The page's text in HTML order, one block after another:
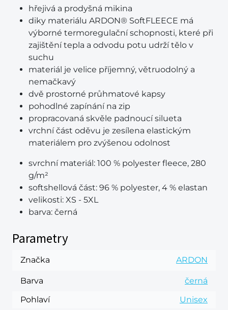
hřejivá a prodyšná mikina
diky materiálu ARDON® SoftFLEECE má
výborné termoregulační schopnosti, které při
zajištění tepla a odvodu potu udrží tělo v
suchu
materiál je velice příjemný, větruodolný a
nemačkavý
dvě prostorné průhmatové kapsy
pohodlné zapínání na zip
propracovaná skvěle padnoucí silueta
vrchní část oděvu je zesílena elastickým
materiálem pro zvýšenou odolnost
svrchní materiál: 100 % polyester fleece, 280
g/m²
softshellová část: 96 % polyester, 4 % elastan
velikosti: XS - 5XL
barva: černá
Parametry
Značka ARDON
Barva
černá
Pohlaví
Unisex